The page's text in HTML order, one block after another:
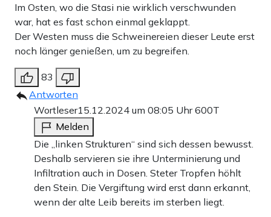
Im Osten, wo die Stasi nie wirklich verschwunden
war, hat es fast schon einmal geklappt.
Der Westen muss die Schweinereien dieser Leute erst
noch länger genießen, um zu begreifen.
83
Antworten
Wortleser15.12.2024 um 08:05 Uhr600T
Melden
Die „linken Strukturen“ sind sich dessen bewusst.
Deshalb servieren sie ihre Unterminierung und
Infiltration auch in Dosen. Steter Tropfen höhlt
den Stein. Die Vergiftung wird erst dann erkannt,
wenn der alte Leib bereits im sterben liegt.